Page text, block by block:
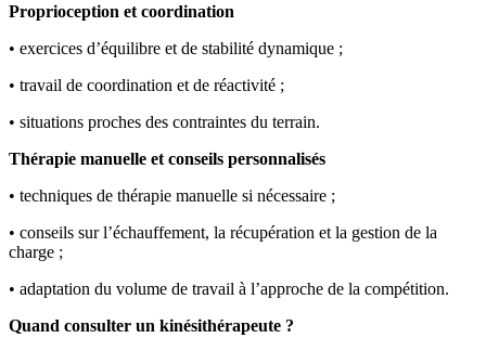
Proprioception et coordination
• exercices d’équilibre et de stabilité dynamique ;
• travail de coordination et de réactivité ;
• situations proches des contraintes du terrain.
Thérapie manuelle et conseils personnalisés
• techniques de thérapie manuelle si nécessaire ;
• conseils sur l’échauffement, la récupération et la gestion de la
charge ;
• adaptation du volume de travail à l’approche de la compétition.
Quand consulter un kinésithérapeute ?